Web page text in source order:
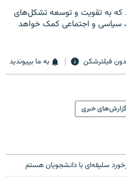
که به تقویت و توسعه تشکل‌های
سیاسی و اجتماعی کمک خواهد
فیلترشکن به ما بپیوندید
گزارش‌های خبری
سلیقه‌ای با دانشجویان هستم